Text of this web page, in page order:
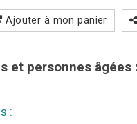
Ajouter à mon panier
et personnes
: